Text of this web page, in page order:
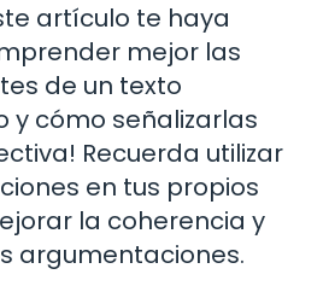
artículo te haya
mejor las
de un texto
y cómo señalizarlas
Recuerda utilizar
en tus propios
la coherencia y
argumentaciones.